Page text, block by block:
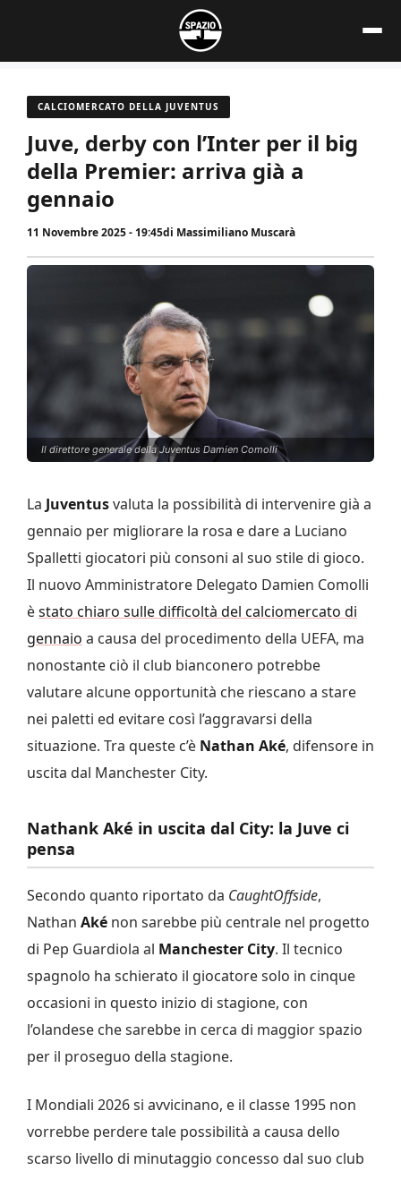
contenuto
CALCIOMERCATO DELLA JUVENTUS
Juve, derby con l’Inter per il big
della Premier: arriva già a
gennaio
11 Novembre 2025 - 19:45di Massimiliano Muscarà
Il direttore generale della Juventus Damien Comolli
La Juventusvaluta la possibilità di intervenire già a
gennaio per migliorare la rosa e dare a Luciano
Spalletti giocatori più consoni al suo stile di gioco.
Il nuovo Amministratore Delegato Damien Comolli
èstato chiaro sulle difficoltà del calciomercato di
gennaio a causa del procedimento della UEFA, ma
nonostante ciò il club bianconero potrebbe
valutare alcune opportunità che riescano a stare
nei paletti ed evitare così l’aggravarsi della
situazione. Tra queste c’è Nathan Aké, difensore in
uscita dal Manchester City.
Nathank Aké in uscita dal City: la Juve ci
pensa
Secondo quanto riportato da CaughtOffside,
Nathan Aké non sarebbe più centrale nel progetto
di Pep Guardiola al Manchester City. Il tecnico
spagnolo ha schierato il giocatore solo in cinque
occasioni in questo inizio di stagione, con
l’olandese che sarebbe in cerca di maggior spazio
per il proseguo della stagione.
I Mondiali 2026 si avvicinano, e il classe 1995 non
vorrebbe perdere tale possibilità a causa dello
scarso livello di minutaggio concesso dal suo club